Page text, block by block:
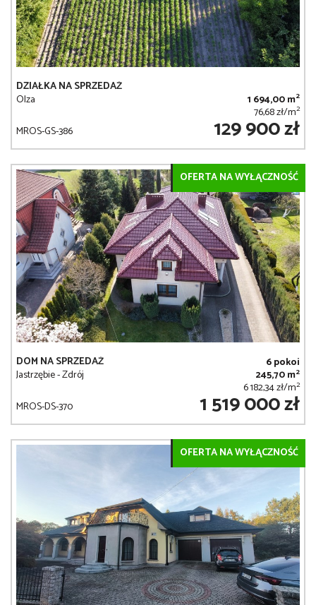
DZIAŁKA NA SPRZEDAŻ
Olza
1 694,00 m2
76,68 zł/m2
MROS-GS-386 129 900 zł
OFERTA NA WYŁĄCZNOŚĆ
DOM NA SPRZEDAŻ
Jastrzębie - Zdrój
6 pokoi
245,70 m2
6 182,34 zł/m2
MROS-DS-370 1 519 000 zł
OFERTA NA WYŁĄCZNOŚĆ